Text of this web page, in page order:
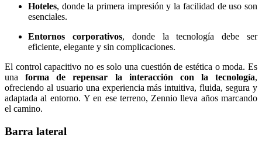
Hoteles, donde la primera impresión y la facilidad de uso son
esenciales.
Entornos corporativos, donde la tecnología debe ser
eficiente, elegante y sin complicaciones.
El control capacitivo no es solo una cuestión de estética o moda. Es
unaforma de repensar la interacción con la tecnología,
ofreciendo al usuario una experiencia más intuitiva, fluida, segura y
adaptada al entorno. Y en ese terreno, Zennio lleva años marcando
el camino.
Barra lateral